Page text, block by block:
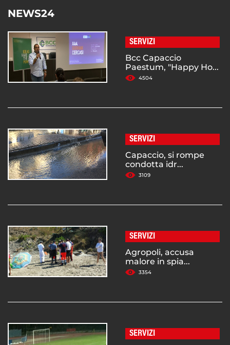
NEWS24
SERVIZI
Bcc Capaccio
Paestum, "Happy Ho...
4504
SERVIZI
Capaccio, si rompe
condotta idr...
3109
SERVIZI
Agropoli, accusa
malore in spia...
3354
SERVIZI